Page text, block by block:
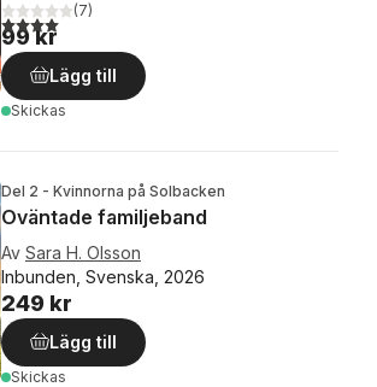
4,0utav 5 stjärnor. Totalt antal röster:
(7)
99 kr
Lägg till
Skickas
Del 2 - Kvinnorna på Solbacken
Oväntade familjeband
Av Sara H. Olsson
Inbunden, Svenska, 2026
249 kr
Lägg till
Skickas